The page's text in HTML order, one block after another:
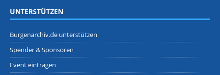
UNTERSTÜTZEN
Burgenarchiv.de unterstützen
Spender & Sponsoren
Event eintragen